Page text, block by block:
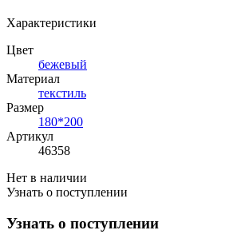
Характеристики
Цвет
бежевый
Материал
текстиль
Размер
180*200
Артикул
46358
Нет в наличии
Узнать о поступлении
Узнать о поступлении